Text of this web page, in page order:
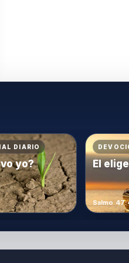
DIARIO
yo? Él
Salmo